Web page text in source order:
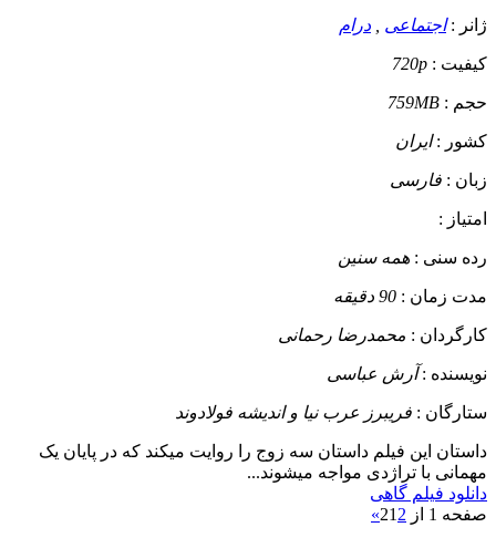
ژانر :اجتماعی , درام
کیفیت : 720p
حجم : 759MB
کشور :ایران
زبان : فارسی
امتیاز :
رده سنی : همه سنین
مدت زمان : 90 دقیقه
کارگردان : محمدرضا رحمانی
نویسنده :آرش عباسی
ستارگان : فریبرز عرب نیا و اندیشه فولادوند
داستان این فیلم داستان سه زوج را روایت میکند که در پایان یک
مهمانی با تراژدی مواجه میشوند...
دانلود فیلم گاهی
صفحه 1 از 2
12
»